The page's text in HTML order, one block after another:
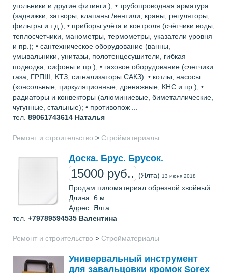
угольники и другие фитинги.); • трубопроводная арматура
(задвижки, затворы, клапаны /вентили, краны, регуляторы,
фильтры и т.д.); • приборы учёта и контроля (счётчики воды,
теплосчетчики, манометры, термометры, указатели уровня
и пр.); • сантехническое оборудование (ванны,
умывальники, унитазы, полотенцесушители, гибкая
подводка, сифоны и пр.); • газовое оборудование (счетчики
газа, ГРПШ, КТЗ, сигнализаторы САКЗ). • котлы, насосы
(консольные, циркуляционные, дренажные, КНС и пр.); •
радиаторы и конвекторы (алюминиевые, биметаллические,
чугунные, стальные); • противопож ...
тел. 89061743614 Наталья
Ремонт и строительство > Стройматериалы
Доска. Брус. Брусок.
15000 руб.. (Ялта) 13 июня 2018
Продам пиломатериал обрезной хвойный.
Длина: 6 м.
Адрес: Ялта
тел. +79789594535 Валентина
Ремонт и строительство > Стройматериалы
Универвальный инструмент
для завальцовки кромок Sorex